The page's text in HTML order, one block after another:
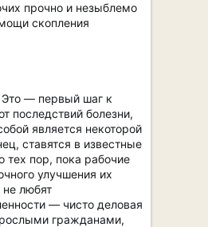
прочно и незыблемо
скопления
Это — первый шаг к
последствий болезни,
является некоторой
ставятся в известные
тех пор, пока рабочие
улучшения их
любят
— чисто деловая
гражданами,